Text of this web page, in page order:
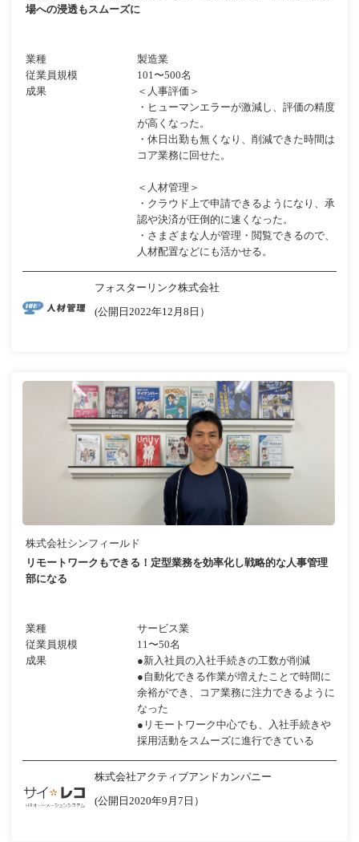
場への浸透もスムーズに
業種
製造業
従業員規模
101〜500名
成果
＜人事評価＞
・ヒューマンエラーが激減し、評価の精度
が高くなった。
・休日出勤も無くなり、削減できた時間は
コア業務に回せた。
＜人材管理＞
・クラウド上で申請できるようになり、承
認や決済が圧倒的に速くなった。
・さまざまな人が管理・閲覧できるので、
人材配置などにも活かせる。
フォスターリンク株式会社
(公開日2022年12月8日）
株式会社シンフィールド
リモートワークもできる！定型業務を効率化し戦略的な人事管理
部になる
業種
サービス業
従業員規模
11〜50名
成果
●新入社員の入社手続きの工数が削減
●自動化できる作業が増えたことで時間に
余裕ができ、コア業務に注力できるように
なった
●リモートワーク中心でも、入社手続きや
採用活動をスムーズに進行できている
株式会社アクティブアンドカンパニー
(公開日2020年9月7日）